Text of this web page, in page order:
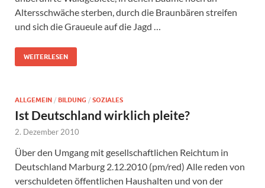
Altersschwäche sterben, durch die Braunbären streifen
und sich die Graueule auf die Jagd …
WEITERLESEN
ALLGEMEIN / BILDUNG / SOZIALES
Ist Deutschland wirklich pleite?
2. Dezember 2010
Über den Umgang mit gesellschaftlichen Reichtum in
Deutschland Marburg 2.12.2010 (pm/red) Alle reden von
verschuldeten öffentlichen Haushalten und von der